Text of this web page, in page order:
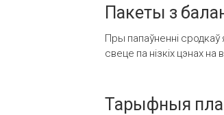
Пакеты з
Пры папаўненні
свеце па нізкіх цэнах на
Тарыфныя